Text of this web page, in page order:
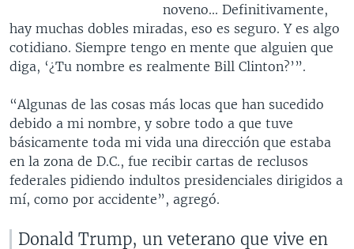
noveno... Definitivamente,
hay muchas dobles miradas, eso es seguro. Y es algo
cotidiano. Siempre tengo en mente que alguien que
diga, ‘¿Tu nombre es realmente Bill Clinton?’”.
“Algunas de las cosas más locas que han sucedido
debido a mi nombre, y sobre todo a que tuve
básicamente toda mi vida una dirección que estaba
en la zona de D.C., fue recibir cartas de reclusos
federales pidiendo indultos presidenciales dirigidos a
mí, como por accidente”, agregó.
Donald Trump, un veterano que vive en